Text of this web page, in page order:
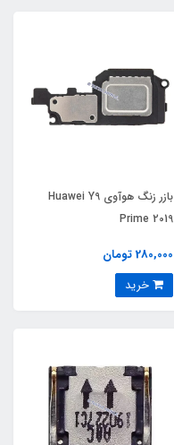
بازر زنگ هوآوی Huawei Y9
Prime 2019
280,000 تومان